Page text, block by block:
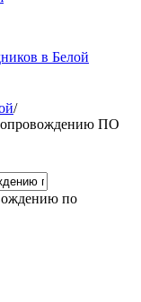
в Белой
/
ПО
по